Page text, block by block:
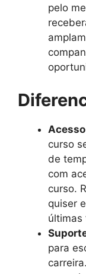
pelo
curso
de
com
curso.
quiser
últimas
para